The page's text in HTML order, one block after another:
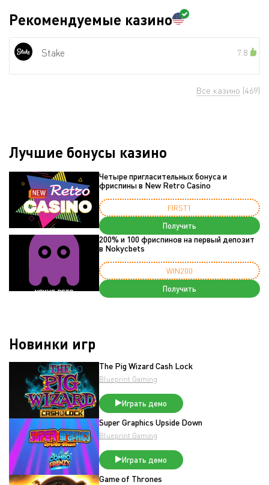
Рекомендуемые казино
Stake 7.8
Все казино (469)
Лучшие бонусы казино
Четыре пригласительных бонуса и
фриспины в New Retro Casino
FIRST1
Получить
200% и 100 фриспинов на первый депозит
в Nokycbets
WIN200
Получить
Новинки игр
The Pig Wizard Cash Lock
Blueprint Gaming
Играть демо
Super Graphics Upside Down
Blueprint Gaming
Играть демо
Game of Thrones